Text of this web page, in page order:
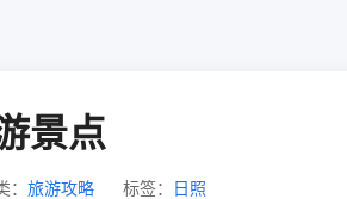
景点
： 旅游攻略 标签： 日照